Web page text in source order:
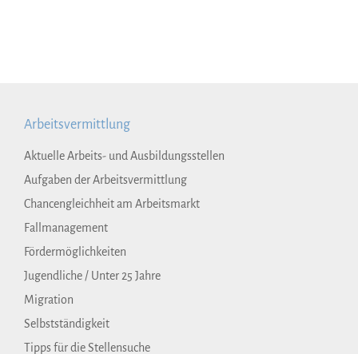
Arbeitsvermittlung
Aktuelle Arbeits- und Ausbildungsstellen
Aufgaben der Arbeitsvermittlung
Chancengleichheit am Arbeitsmarkt
Fallmanagement
Fördermöglichkeiten
Jugendliche / Unter 25 Jahre
Migration
Selbstständigkeit
Tipps für die Stellensuche